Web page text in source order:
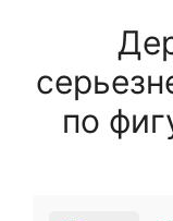
по